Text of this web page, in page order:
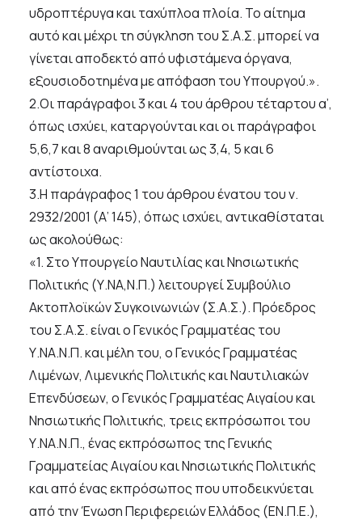
υδροπτέρυγα και ταχύπλοα πλοία. Το αίτημα
αυτό και μέχρι τη σύγκληση του Σ.Α.Σ. μπορεί να
γίνεται αποδεκτό από υφιστάμενα όργανα,
εξουσιοδοτημένα με απόφαση του Υπουργού.».
2.Οι παράγραφοι 3 και 4 του άρθρου τέταρτου α’,
όπως ισχύει, καταργούνται και οι παράγραφοι
5,6,7 και 8 αναριθμούνται ως 3,4, 5 και 6
αντίστοιχα.
3.Η παράγραφος 1 του άρθρου ένατου του ν.
2932/2001 (Α’ 145), όπως ισχύει, αντικαθίσταται
ως ακολούθως:
«1. Στο Υπουργείο Ναυτιλίας και Νησιωτικής
Πολιτικής (Υ.ΝΑ,Ν.Π.) λειτουργεί Συμβούλιο
Ακτοπλοϊκών Συγκοινωνιών (Σ.Α.Σ.). Πρόεδρος
του Σ.Α.Σ. είναι ο Γενικός Γραμματέας του
Υ.ΝΑ.Ν.Π. και μέλη του, ο Γενικός Γραμματέας
Λιμένων, Λιμενικής Πολιτικής και Ναυτιλιακών
Επενδύσεων, ο Γενικός Γραμματέας Αιγαίου και
Νησιωτικής Πολιτικής, τρεις εκπρόσωποι του
Υ.ΝΑ.Ν.Π., ένας εκπρόσωπος της Γενικής
Γραμματείας Αιγαίου και Νησιωτικής Πολιτικής
και από ένας εκπρόσωπος που υποδεικνύεται
από την Ένωση Περιφερειών Ελλάδος (ΕΝ.Π.Ε.),